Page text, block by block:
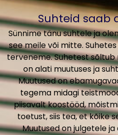
Suhteid saab
Sünnime tänu suhtele ja
see meile või mitte.
terveneme. Suhetest
on alati muutuses ja
Muutused on
tegema midagi
piisavalt koostööd,
toetust, siis tea, et kõike
Muutused on julgetele